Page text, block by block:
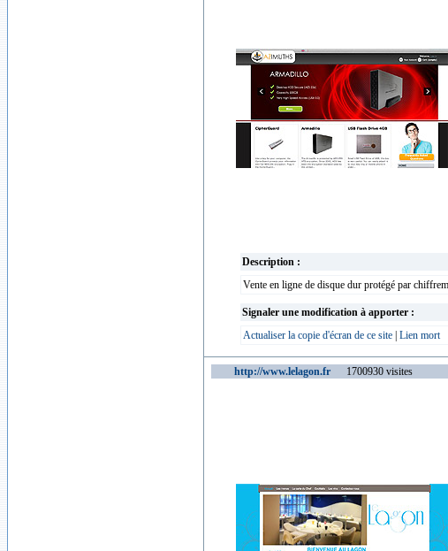
Description :
Vente en ligne de disque dur protégé par
Signaler une modification à apporter :
Actualiser la copie d'écran de ce site Lien mort
http://www.lelagon.fr 1700930 visites